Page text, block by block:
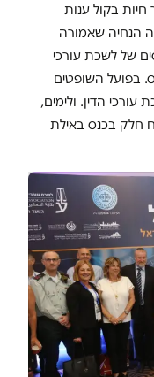
בקול ענות
הנחיה שאמורה
של לשכת עורכי
בפועל השופטים
הדין. ולימים,
חלק בכנס באילת